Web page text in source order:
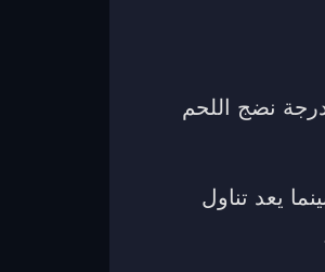
نضج اللحم
يعد تناول